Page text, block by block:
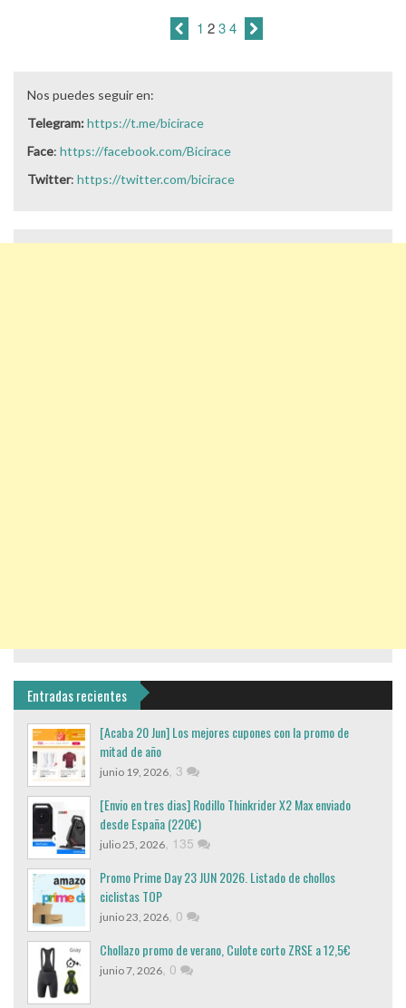
1 234
Nos puedes seguir en:
Telegram:https://t.me/bicirace
Face: https://facebook.com/Bicirace
Twitter: https://twitter.com/bicirace
Entradas recientes
[Acaba 20 Jun] Los mejores cupones con la promo de
mitad de año
junio 19, 2026, 3
[Envio en tres dias] Rodillo Thinkrider X2 Max enviado
desde España (220€)
julio 25, 2026, 135
Promo Prime Day 23 JUN 2026. Listado de chollos
ciclistas TOP
junio 23, 2026, 0
Chollazo promo de verano, Culote corto ZRSE a 12,5€
junio 7, 2026, 0